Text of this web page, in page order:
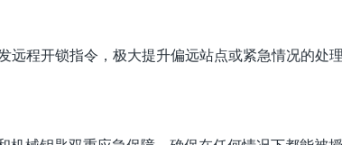
远程开锁指令，极大提升偏远站点或紧急情况的处